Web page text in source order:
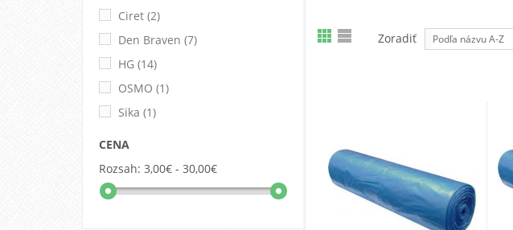
Ciret (2)
Den Braven (7)
HG (14)
OSMO (1)
Sika (1)
CENA
Rozsah: 3,00€ - 30,00€
Zoradiť Podľa názvu A-Z